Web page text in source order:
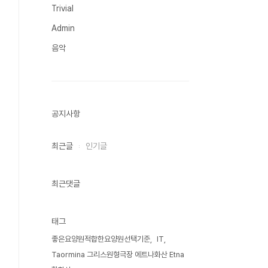
Trivial
Admin
음악
공지사항
최근글 인기글
최근댓글
태그
좋은요양원적합한요양원선택기준
IT
Taormina 그리스원형극장 에트나화산 Etna